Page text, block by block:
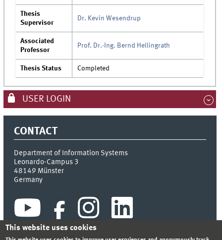
Thesis
Supervisor
Dr. Kevin Wesendrup
Associated
Professor
Prof. Dr.-Ing. Bernd Hellingrath
Thesis Status Completed
USER LOGIN
CONTACT
Department of Information Systems
Leonardo-Campus 3
48149 Münster
Germany
This website uses cookies